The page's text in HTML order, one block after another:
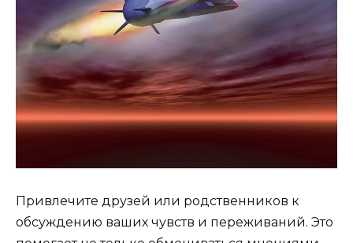
Привлечите друзей или родственников к
обсуждению ваших чувств и переживаний. Это